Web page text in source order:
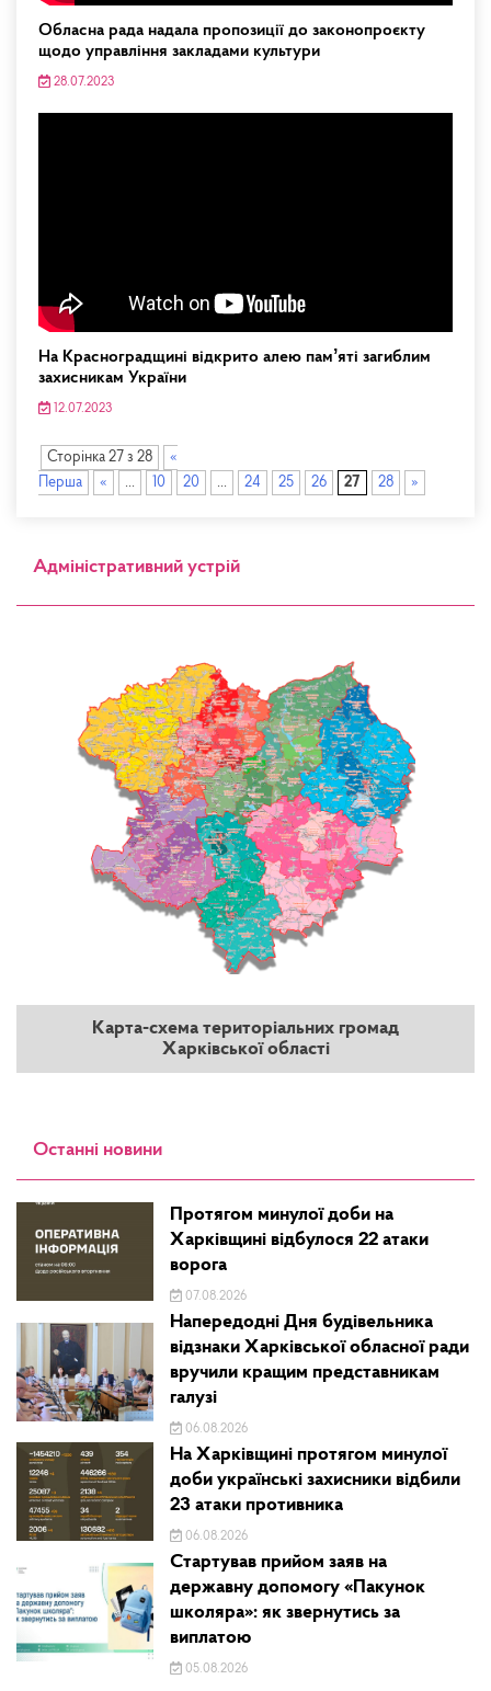
Обласна рада надала пропозиції до законопроєкту
щодо управління закладами культури
28.07.2023
На Красноградщині відкрито алею памʼяті загиблим
захисникам України
12.07.2023
Сторінка 27 з 28
«
Перша
« ... 10 20 ... 24 25 26 27 28 »
Адміністративний устрій
Карта-схема територіальних громад
Харківської області
Останні новини
Протягом минулої доби на
Харківщині відбулося 22 атаки
ворога
07.08.2026
Напередодні Дня будівельника
відзнаки Харківської обласної ради
вручили кращим представникам
галузі
06.08.2026
На Харківщині протягом минулої
доби українські захисники відбили
23 атаки противника
06.08.2026
Стартував прийом заяв на
державну допомогу «Пакунок
школяра»: як звернутись за
виплатою
05.08.2026